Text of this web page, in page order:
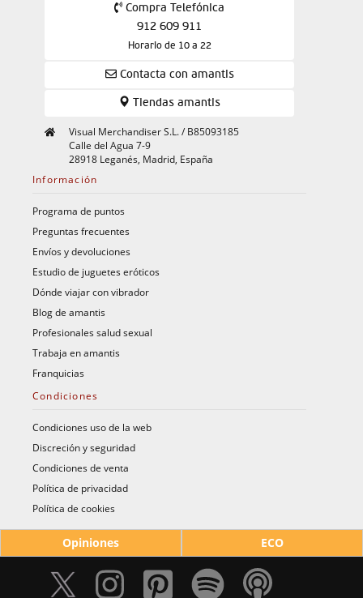
Compra Telefónica
912 609 911
Horario de 10 a 22
Contacta con amantis
Tiendas amantis
Visual Merchandiser S.L. / B85093185
Calle del Agua 7-9
28918 Leganés, Madrid, España
Información
Programa de puntos
Preguntas frecuentes
Envíos y devoluciones
Estudio de juguetes eróticos
Dónde viajar con vibrador
Blog de amantis
Profesionales salud sexual
Trabaja en amantis
Franquicias
Condiciones
Condiciones uso de la web
Discreción y seguridad
Condiciones de venta
Política de privacidad
Política de cookies
Opiniones ECO